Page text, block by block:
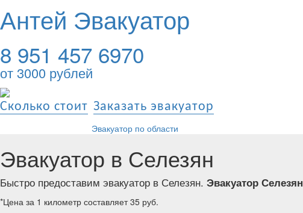
Антей Эвакуатор
8 951 457 6970
от 3000 рублей
Сколько стоит Заказать эвакуатор
Эвакуатор по области
Эвакуатор в Селезян
Быстро предоставим эвакуатор в Селезян. Эвакуатор Селезян
*Цена за 1 километр составляет 35 руб.